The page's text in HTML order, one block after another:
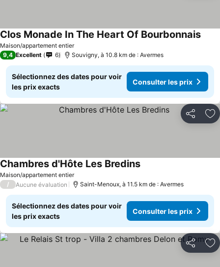
Maison/appartement entier
Clos Monade In The Heart Of Bourbonnais
9,4 Excellent 6 Souvigny, à 10.8 km de : Avermes
Sélectionnez des dates pour voir
les prix exacts
Consulter les prix
Partager
Maison/appartement entier
Chambres d'Hôte Les Bredins
/ Aucune évaluation Saint-Menoux, à 11.5 km de : Avermes
Sélectionnez des dates pour voir
les prix exacts
Consulter les prix
Partager